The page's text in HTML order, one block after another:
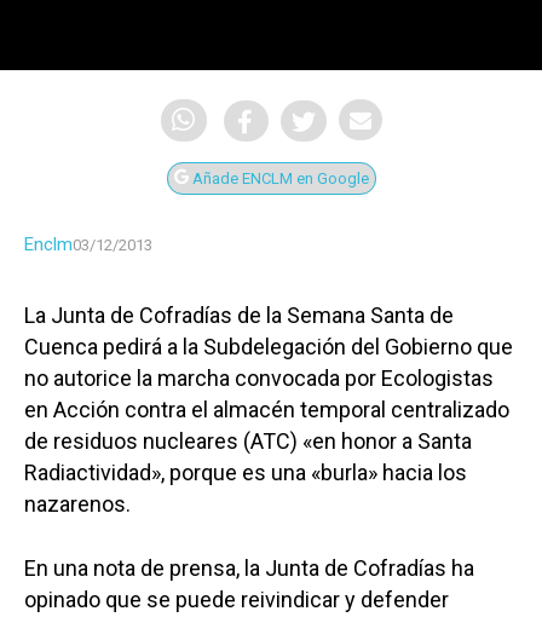
Añade ENCLM en Google
Enclm03/12/2013
La Junta de Cofradías de la Semana Santa de
Cuenca pedirá a la Subdelegación del Gobierno que
no autorice la marcha convocada por Ecologistas
en Acción contra el almacén temporal centralizado
de residuos nucleares (ATC) «en honor a Santa
Radiactividad», porque es una «burla» hacia los
nazarenos.
En una nota de prensa, la Junta de Cofradías ha
opinado que se puede reivindicar y defender